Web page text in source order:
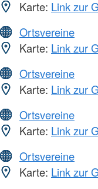
Karte: Link zur
Ortsvereine
Karte: Link zur
Ortsvereine
Karte: Link zur
Ortsvereine
Karte: Link zur
Ortsvereine
Karte: Link zur